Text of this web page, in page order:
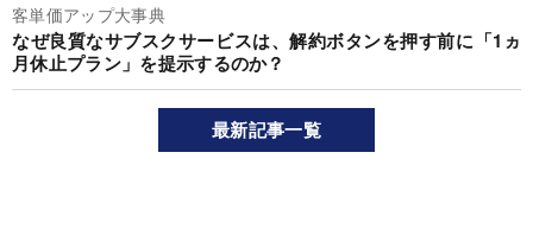
客単価アップ大事典
なぜ良質なサブスクサービスは、解約ボタンを押す前に「1ヵ
月休止プラン」を提示するのか？
最新記事一覧